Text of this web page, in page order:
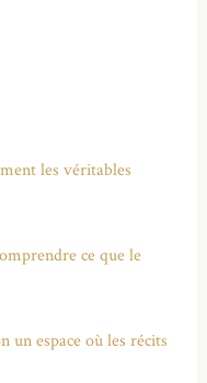
les véritables
ce que le
un espace où les récits